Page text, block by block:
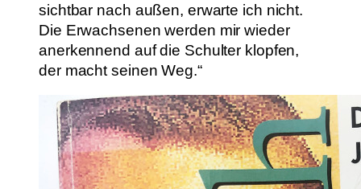
sichtbar nach außen, erwarte ich nicht.
Die Erwachsenen werden mir wieder
anerkennend auf die Schulter klopfen,
der macht seinen Weg.“